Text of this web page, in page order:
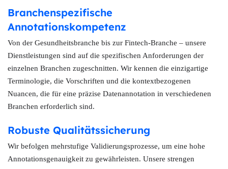
Branchenspezifische
Annotationskompetenz
Von der Gesundheitsbranche bis zur Fintech-Branche – unsere
Dienstleistungen sind auf die spezifischen Anforderungen der
einzelnen Branchen zugeschnitten. Wir kennen die einzigartige
Terminologie, die Vorschriften und die kontextbezogenen
Nuancen, die für eine präzise Datenannotation in verschiedenen
Branchen erforderlich sind.
Robuste Qualitätssicherung
Wir befolgen mehrstufige Validierungsprozesse, um eine hohe
Annotationsgenauigkeit zu gewährleisten. Unsere strengen